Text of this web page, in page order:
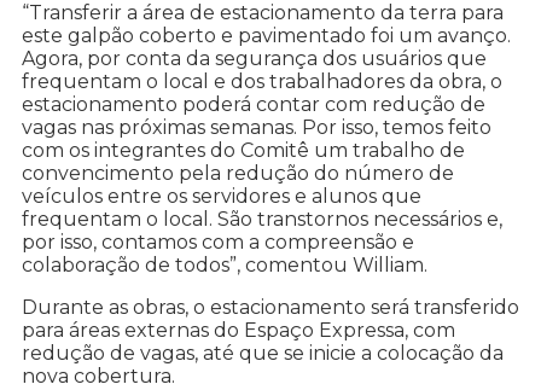
“Transferir a área de estacionamento da terra para
este galpão coberto e pavimentado foi um avanço.
Agora, por conta da segurança dos usuários que
frequentam o local e dos trabalhadores da obra, o
estacionamento poderá contar com redução de
vagas nas próximas semanas. Por isso, temos feito
com os integrantes do Comitê um trabalho de
convencimento pela redução do número de
veículos entre os servidores e alunos que
frequentam o local. São transtornos necessários e,
por isso, contamos com a compreensão e
colaboração de todos”, comentou William.
Durante as obras, o estacionamento será transferido
para áreas externas do Espaço Expressa, com
redução de vagas, até que se inicie a colocação da
nova cobertura.